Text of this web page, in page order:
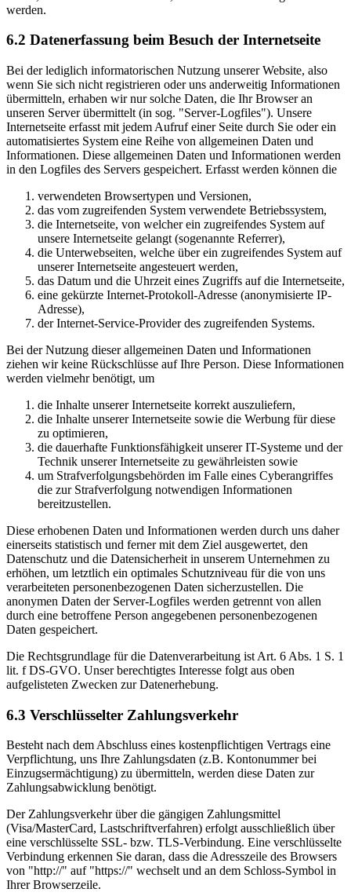
werden.
6.2 Datenerfassung beim Besuch der Internetseite
Bei der lediglich informatorischen Nutzung unserer Website, also
wenn Sie sich nicht registrieren oder uns anderweitig Informationen
übermitteln, erhaben wir nur solche Daten, die Ihr Browser an
unseren Server übermittelt (in sog. "Server-Logfiles"). Unsere
Internetseite erfasst mit jedem Aufruf einer Seite durch Sie oder ein
automatisiertes System eine Reihe von allgemeinen Daten und
Informationen. Diese allgemeinen Daten und Informationen werden
in den Logfiles des Servers gespeichert. Erfasst werden können die
verwendeten Browsertypen und Versionen,
das vom zugreifenden System verwendete Betriebssystem,
die Internetseite, von welcher ein zugreifendes System auf
unsere Internetseite gelangt (sogenannte Referrer),
die Unterwebseiten, welche über ein zugreifendes System auf
unserer Internetseite angesteuert werden,
das Datum und die Uhrzeit eines Zugriffs auf die Internetseite,
eine gekürzte Internet-Protokoll-Adresse (anonymisierte IP-
Adresse),
der Internet-Service-Provider des zugreifenden Systems.
Bei der Nutzung dieser allgemeinen Daten und Informationen
ziehen wir keine Rückschlüsse auf Ihre Person. Diese Informationen
werden vielmehr benötigt, um
die Inhalte unserer Internetseite korrekt auszuliefern,
die Inhalte unserer Internetseite sowie die Werbung für diese
zu optimieren,
die dauerhafte Funktionsfähigkeit unserer IT-Systeme und der
Technik unserer Internetseite zu gewährleisten sowie
um Strafverfolgungsbehörden im Falle eines Cyberangriffes
die zur Strafverfolgung notwendigen Informationen
bereitzustellen.
Diese erhobenen Daten und Informationen werden durch uns daher
einerseits statistisch und ferner mit dem Ziel ausgewertet, den
Datenschutz und die Datensicherheit in unserem Unternehmen zu
erhöhen, um letztlich ein optimales Schutzniveau für die von uns
verarbeiteten personenbezogenen Daten sicherzustellen. Die
anonymen Daten der Server-Logfiles werden getrennt von allen
durch eine betroffene Person angegebenen personenbezogenen
Daten gespeichert.
Die Rechtsgrundlage für die Datenverarbeitung ist Art. 6 Abs. 1 S. 1
lit. f DS-GVO. Unser berechtigtes Interesse folgt aus oben
aufgelisteten Zwecken zur Datenerhebung.
6.3 Verschlüsselter Zahlungsverkehr
Besteht nach dem Abschluss eines kostenpflichtigen Vertrags eine
Verpflichtung, uns Ihre Zahlungsdaten (z.B. Kontonummer bei
Einzugsermächtigung) zu übermitteln, werden diese Daten zur
Zahlungsabwicklung benötigt.
Der Zahlungsverkehr über die gängigen Zahlungsmittel
(Visa/MasterCard, Lastschriftverfahren) erfolgt ausschließlich über
eine verschlüsselte SSL- bzw. TLS-Verbindung. Eine verschlüsselte
Verbindung erkennen Sie daran, dass die Adresszeile des Browsers
von "http://" auf "https://" wechselt und an dem Schloss-Symbol in
Ihrer Browserzeile.